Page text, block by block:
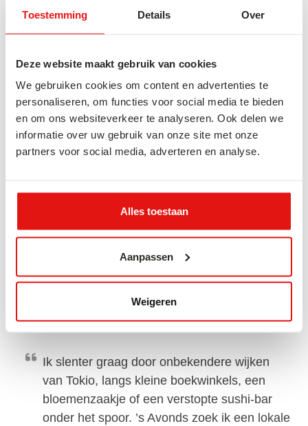
Toestemming Details Over
Deze website maakt gebruik van cookies
We gebruiken cookies om content en advertenties te
personaliseren, om functies voor social media te bieden
en om ons websiteverkeer te analyseren. Ook delen we
informatie over uw gebruik van onze site met onze
partners voor social media, adverteren en analyse.
Alles toestaan
Aanpassen
Weigeren
VOOR MIJ?
Japan gaat als het ware ‘onder je huid zitten’.
Wat mij zo intrigeert is de cultuur en de
vanzelfsprekende respectvolle manier
waarop mensen rekening met elkaar
omgaan. Denk aan de stilte in een volle trein
waarin iedereen elkaars rust respecteert, of
te dringen. Dit maakt dat zelfs een
miljoenenstad als Tokyo, voor mij verrassend
rustig overkomt en ik het reizen door het land
Ik slenter graag door onbekendere wijken
van Tokio, langs kleine boekwinkels, een
bloemenzaakje of een verstopte sushi-bar
onder het spoor. ’s Avonds zoek ik een lokale